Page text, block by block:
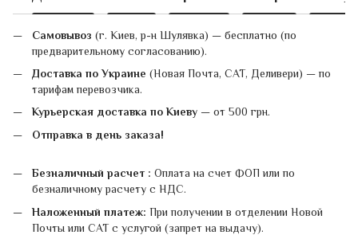
Самовывоз (г. Киев, р-н Шулявка) — бесплатно (по
предварительному согласованию).
Доставка по Украине (Новая Почта, САТ, Деливери) — по
тарифам перевозчика.
Курьерская доставка по Киеву — от 500 грн.
Отправка в день заказа!
Безналичный расчет : Оплата на счет ФОП или по
безналичному расчету с НДС.
Наложенный платеж: При получении в отделении Новой
Почты или САТ с услугой (запрет на выдачу).